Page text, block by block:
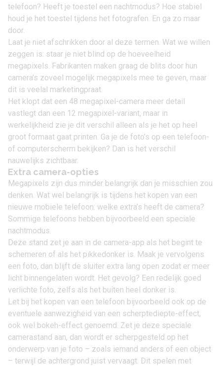
telefoon? Heeft je toestel een nachtmodus? Hoe stabiel
houd je het toestel tijdens het fotografen. En ga zo maar
door.
Laat je niet afschrikken door al deze termen. Wat we willen
zeggen is: staar je niet blind op de hoeveelheid
megapixels. Fabrikanten maken graag de blits door hun
camera’s zoveel mogelijk megapixels mee te geven, maar
dit is veelal marketingpraat.
Het klopt dat een 48 megapixel-camera meer detail
vastlegt dan een 12 megapixel-variant, maar in
werkelijkheid zie je dit verschil alleen als je het op heel
groot formaat gaat printen. Ga je de foto’s op een telefoon-
of computerscherm bekijken? Dan is het verschil
nauwelijks zichtbaar.
Extra camera-opties
Megapixels zijn dus minder belangrijk dan je misschien zou
denken. Wat wel belangrijk is tijdens het kopen van een
nieuwe mobiele telefoon: welke extra’s heeft de camera?
Sommige telefoons hebben bijvoorbeeld een speciale
nachtmodus.
Deze stand zet je aan in de camera-app als het begint te
schemeren of als het pikkedonker is. Maak je vervolgens
een foto, dan blijft de sluiter extra lang open zodat er meer
licht binnengelaten wordt. Het gevolg? Een redelijk goed
verlichte foto, zelfs als het buiten heel donker is.
Let bij het kopen van een telefoon bijvoorbeeld ook op de
eventuele aanwezigheid van een scherptediepte-effect,
ook wel bokeh-effect genoemd. Zet je deze speciale
camerastand aan, dan wordt er scherpgesteld op het
onderwerp van je foto – zoals iemand anders of een object
– terwijl de achtergrond juist vervaagt. Dit spelen met